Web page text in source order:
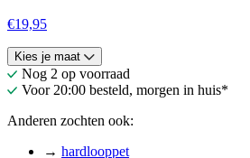
€19,95
Kies je maat
Nog 2 op voorraad
Voor 20:00 besteld, morgen in huis*
Anderen zochten ook:
→ hardlooppet